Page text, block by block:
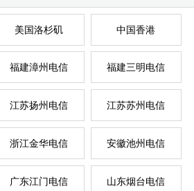
美国洛杉矶 中国香港
福建漳州电信 福建三明电信
江苏扬州电信 江苏苏州电信
浙江金华电信 安徽池州电信
广东江门电信 山东烟台电信